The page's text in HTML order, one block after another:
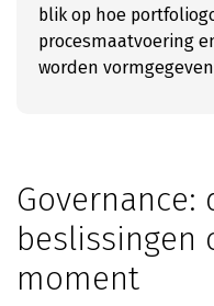
blik op hoe
procesmaatvoering
worden
Governance:
beslissingen
moment